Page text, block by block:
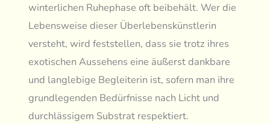
winterlichen Ruhephase oft beibehält. Wer die
Lebensweise dieser Überlebenskünstlerin
versteht, wird feststellen, dass sie trotz ihres
exotischen Aussehens eine äußerst dankbare
und langlebige Begleiterin ist, sofern man ihre
grundlegenden Bedürfnisse nach Licht und
durchlässigem Substrat respektiert.